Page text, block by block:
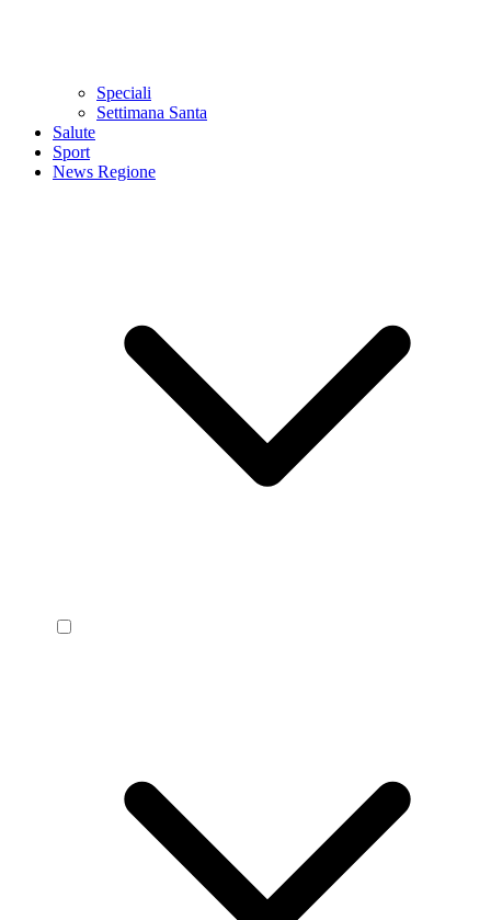
Speciali
Settimana Santa
Salute
Sport
News Regione